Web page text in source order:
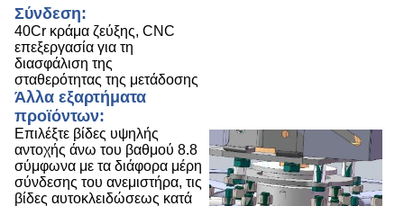
Σύνδεση:
40Cr κράμα ζεύξης, CNC
επεξεργασία για τη
διασφάλιση της
σταθερότητας της μετάδοσης
Άλλα εξαρτήματα
προϊόντων:
Επιλέξτε βίδες υψηλής
αντοχής άνω του βαθμού 8.8
σύμφωνα με τα διάφορα μέρη
σύνδεσης του ανεμιστήρα, τις
βίδες αυτοκλειδώσεως κατά